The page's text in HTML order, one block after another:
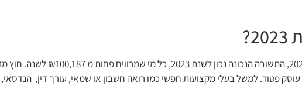
אם אתם שואלים את עצמכם מי יכול
פטור. למשל בעלי מקצועות חפשי כמו רואה חשבון או שמאי, עורך דין, הנדסאי,